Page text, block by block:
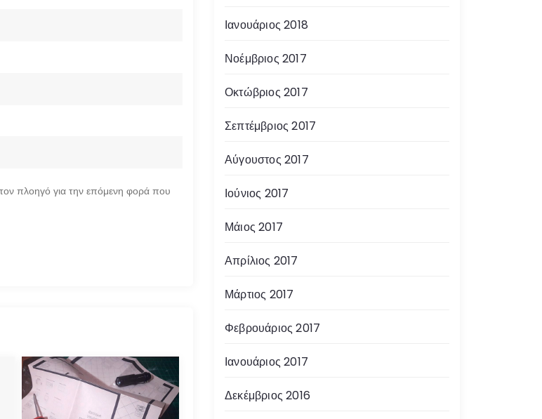
πλοηγό για την επόμενη φορά που
Ιανουάριος 2018
Νοέμβριος 2017
Οκτώβριος 2017
Σεπτέμβριος 2017
Αύγουστος 2017
Ιούνιος 2017
Μάιος 2017
Απρίλιος 2017
Μάρτιος 2017
Φεβρουάριος 2017
Ιανουάριος 2017
Δεκέμβριος 2016